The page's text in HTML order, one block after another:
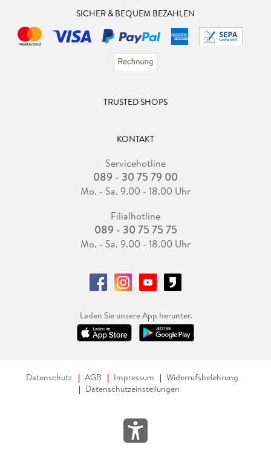
SICHER & BEQUEM BEZAHLEN
TRUSTED SHOPS
KONTAKT
Servicehotline
089 - 30 75 79 00
Mo. - Sa. 9.00 - 18.00 Uhr
Filialhotline
089 - 30 75 75 75
Mo. - Sa. 9.00 - 18.00 Uhr
Laden Sie unsere App herunter.
Datenschutz AGB Impressum
Widerrufsbelehrung
Datenschutzeinstellungen